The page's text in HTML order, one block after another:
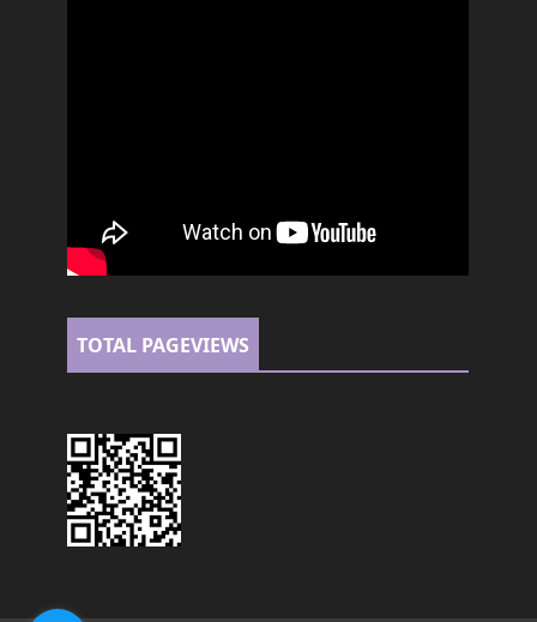
TOTAL PAGEVIEWS